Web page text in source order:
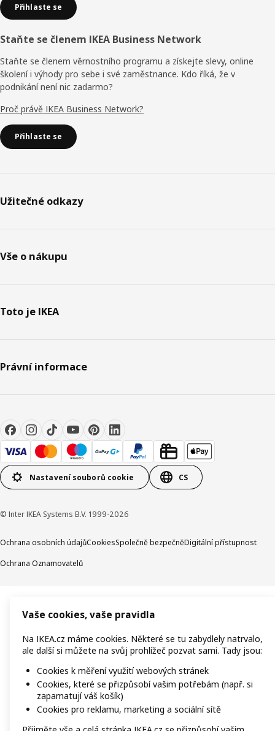
Přihlaste se
Staňte se členem IKEA Business Network
Staňte se členem věrnostního programu a získejte slevy, online
školení i výhody pro sebe i své zaměstnance. Kdo říká, že v
podnikání není nic zadarmo?
Proč právě IKEA Business Network?
Přihlaste se
Užitečné odkazy
Vše o nákupu
Toto je IKEA
Právní informace
Nastavení souborů cookie CS
© Inter IKEA Systems B.V. 1999-2026
Ochrana osobních údajůCookiesSpolečně bezpečněDigitální přístupnost
Ochrana Oznamovatelů
Vaše cookies, vaše pravidla
Na IKEA.cz máme cookies. Některé se tu zabydlely natrvalo,
ale další si můžete na svůj prohlížeč pozvat sami. Tady jsou:
Cookies k měření využití webových stránek
Cookies, které se přizpůsobí vašim potřebám (např. si
zapamatují váš košík)
Cookies pro reklamu, marketing a sociální sítě